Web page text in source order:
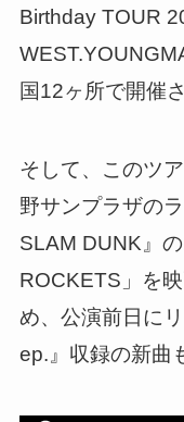
Birthday TOUR
国12ヶ所で開催
そして、このツ
野サンプラザの
SLAM DUNK』
ROCKETS」を
め、公演前日に
ep.』収録の新曲